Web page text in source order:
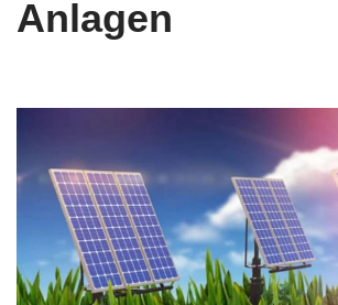
Anlagen